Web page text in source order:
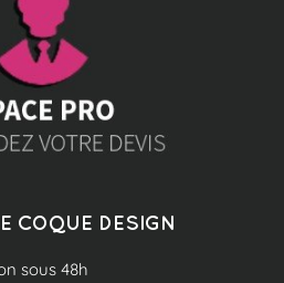
COQUE DESIGN
sous 48h